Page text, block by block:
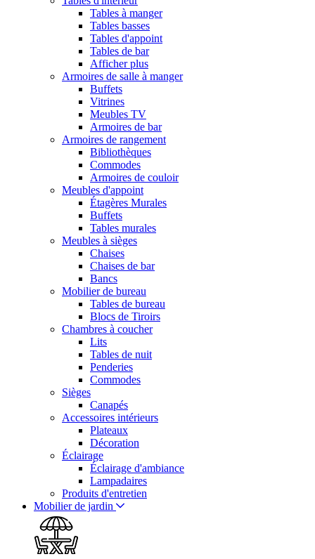
Tables à manger
Tables basses
Tables d'appoint
Tables de bar
Afficher plus
Armoires de salle à manger
Buffets
Vitrines
Meubles TV
Armoires de bar
Armoires de rangement
Bibliothèques
Commodes
Armoires de couloir
Meubles d'appoint
Étagères Murales
Buffets
Tables murales
Meubles à sièges
Chaises
Chaises de bar
Bancs
Mobilier de bureau
Tables de bureau
Blocs de Tiroirs
Chambres à coucher
Lits
Tables de nuit
Penderies
Commodes
Sièges
Canapés
Accessoires intérieurs
Plateaux
Décoration
Éclairage
Éclairage d'ambiance
Lampadaires
Produits d'entretien
Mobilier de jardin